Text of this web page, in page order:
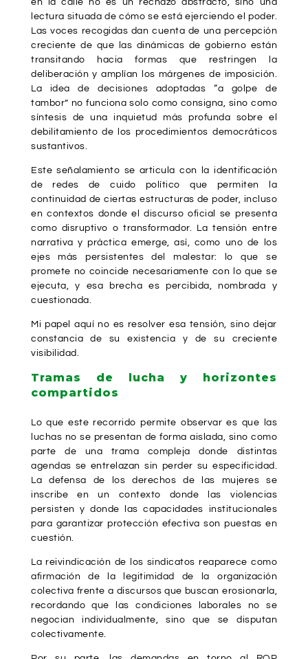
lectura situada de cómo se está ejerciendo el poder.
Las voces recogidas dan cuenta de una percepción
creciente de que las dinámicas de gobierno están
transitando hacia formas que restringen la
deliberación y amplían los márgenes de imposición.
La idea de decisiones adoptadas “a golpe de
tambor” no funciona solo como consigna, sino como
síntesis de una inquietud más profunda sobre el
debilitamiento de los procedimientos democráticos
sustantivos.
Este señalamiento se articula con la identificación
de redes de cuido político que permiten la
continuidad de ciertas estructuras de poder, incluso
en contextos donde el discurso oficial se presenta
como disruptivo o transformador. La tensión entre
narrativa y práctica emerge, así, como uno de los
ejes más persistentes del malestar: lo que se
promete no coincide necesariamente con lo que se
ejecuta, y esa brecha es percibida, nombrada y
cuestionada.
Mi papel aquí no es resolver esa tensión, sino dejar
constancia de su existencia y de su creciente
visibilidad.
Tramas de lucha y horizontes
compartidos
Lo que este recorrido permite observar es que las
luchas no se presentan de forma aislada, sino como
parte de una trama compleja donde distintas
agendas se entrelazan sin perder su especificidad.
La defensa de los derechos de las mujeres se
inscribe en un contexto donde las violencias
persisten y donde las capacidades institucionales
para garantizar protección efectiva son puestas en
cuestión.
La reivindicación de los sindicatos reaparece como
afirmación de la legitimidad de la organización
colectiva frente a discursos que buscan erosionarla,
recordando que las condiciones laborales no se
negocian individualmente, sino que se disputan
colectivamente.